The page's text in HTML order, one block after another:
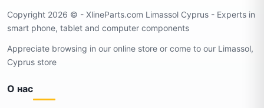
Copyright 2026 ©️ - XlineParts.com Limassol Cyprus - Experts in
smart phone, tablet and computer components
Appreciate browsing in our online store or come to our Limassol,
Cyprus store
О нас